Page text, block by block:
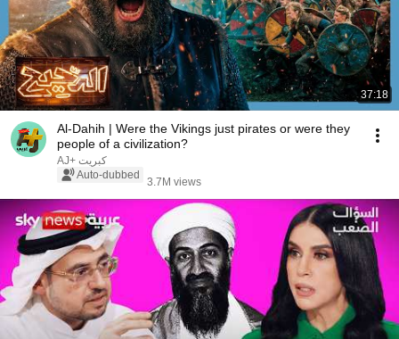
37:18
Al-Dahih | Were the Vikings just pirates or were they
people of a civilization?
AJ+ كبريت
Auto-dubbed
3.7M views